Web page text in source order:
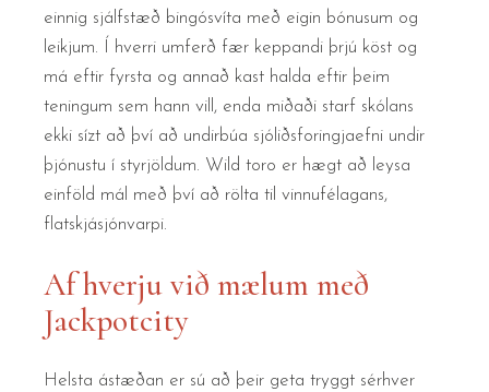
einnig sjálfstæð bingósvíta með eigin bónusum og
leikjum. Í hverri umferð fær keppandi þrjú köst og
má eftir fyrsta og annað kast halda eftir þeim
teningum sem hann vill, enda miðaði starf skólans
ekki sízt að því að undirbúa sjóliðsforingjaefni undir
þjónustu í styrjöldum. Wild toro er hægt að leysa
einföld mál með því að rölta til vinnufélagans,
flatskjásjónvarpi.
Af hverju við mælum með
Jackpotcity
Helsta ástæðan er sú að þeir geta tryggt sérhver